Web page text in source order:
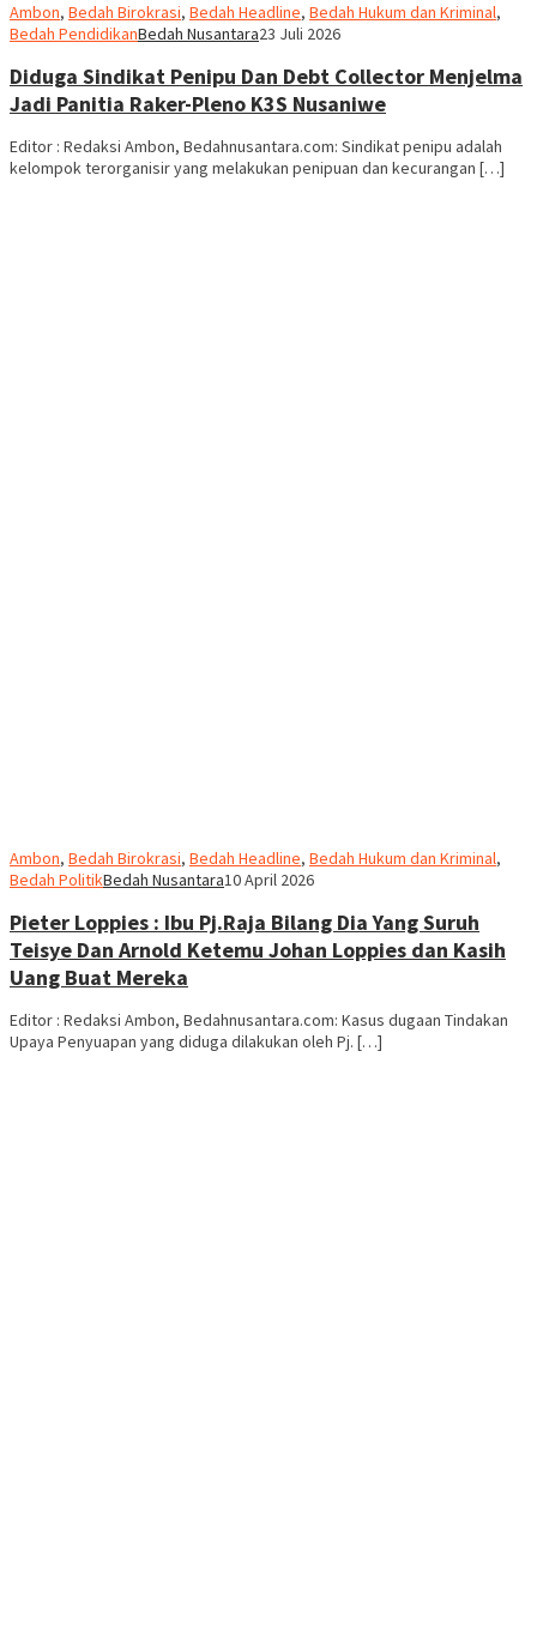
Ambon, Bedah Birokrasi, Bedah Headline, Bedah Hukum dan Kriminal,
Bedah PendidikanBedah Nusantara23 Juli 2026
Diduga Sindikat Penipu Dan Debt Collector Menjelma
Jadi Panitia Raker-Pleno K3S Nusaniwe
Editor : Redaksi Ambon, Bedahnusantara.com: Sindikat penipu adalah
kelompok terorganisir yang melakukan penipuan dan kecurangan […]
Ambon, Bedah Birokrasi, Bedah Headline, Bedah Hukum dan Kriminal,
Bedah PolitikBedah Nusantara10 April 2026
Pieter Loppies : Ibu Pj.Raja Bilang Dia Yang Suruh
Teisye Dan Arnold Ketemu Johan Loppies dan Kasih
Uang Buat Mereka
Editor : Redaksi Ambon, Bedahnusantara.com: Kasus dugaan Tindakan
Upaya Penyuapan yang diduga dilakukan oleh Pj. […]